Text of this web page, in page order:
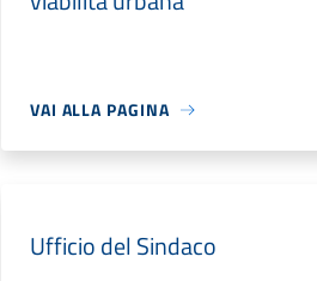
VAI ALLA PAGINA
Ufficio del Sindaco